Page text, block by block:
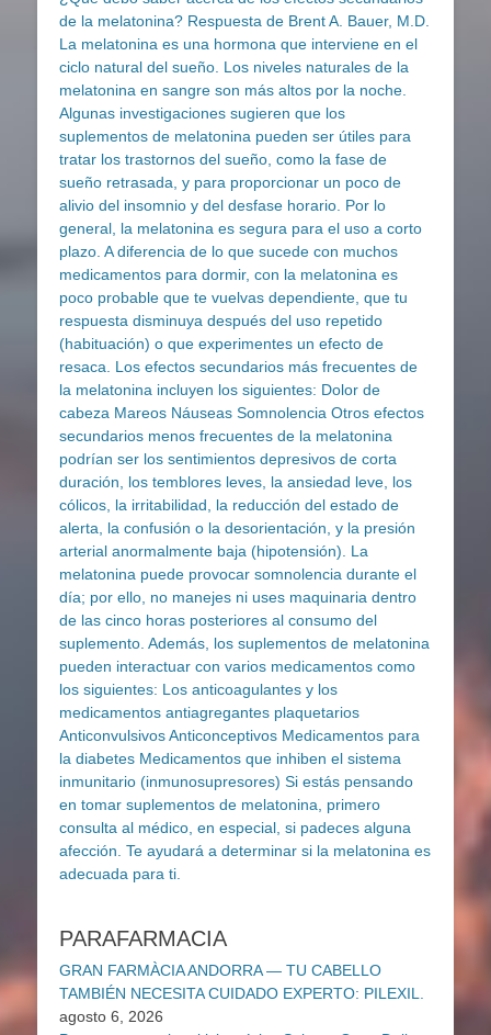
PARAFARMACIA
GRAN FARMÀCIA ANDORRA — TU CABELLO
TAMBIÉN NECESITA CUIDADO EXPERTO: PILEXIL.
agosto 6, 2026